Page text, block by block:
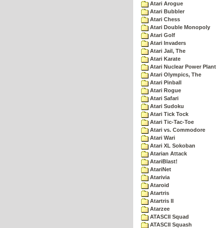
Atari Arogue
Atari Bubbler
Atari Chess
Atari Double Monopoly
Atari Golf
Atari Invaders
Atari Jail, The
Atari Karate
Atari Nuclear Power Plant
Atari Olympics, The
Atari Pinball
Atari Rogue
Atari Safari
Atari Sudoku
Atari Tick Tock
Atari Tic-Tac-Toe
Atari vs. Commodore
Atari Wari
Atari XL Sokoban
Atarian Attack
AtariBlast!
AtariNet
Atarivia
Ataroid
Atartris
Atartris II
Atarzee
ATASCII Squad
ATASCII Squash